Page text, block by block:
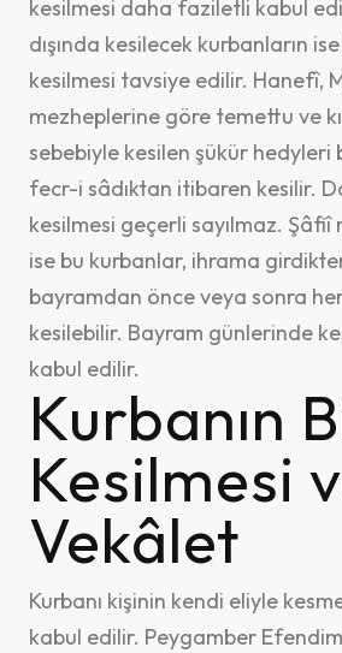
kesilmesi daha faziletli kabul
dışında kesilecek kurbanların
kesilmesi tavsiye edilir. Hanefî,
mezheplerine göre temettu ve
sebebiyle kesilen şükür hedyleri
fecr-i sâdıktan itibaren kesilir.
kesilmesi geçerli sayılmaz.
ise bu kurbanlar, ihrama
bayramdan önce veya sonra
kesilebilir. Bayram günlerinde
kabul edilir.
Kurbanın
Kesilmesi
Vekâlet
Kurbanı kişinin kendi eliyle
kabul edilir. Peygamber